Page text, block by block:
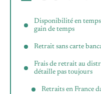
Disponibilité en
gain de temps
Retrait sans carte
Frais de retrait au
détaille pas toujours
Retraits en France